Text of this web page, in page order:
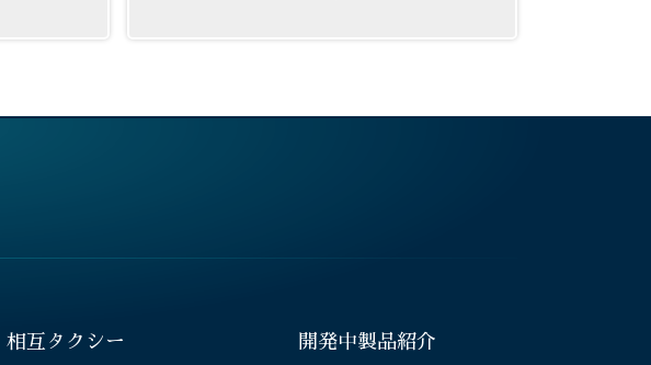
相互タクシー
開発中製品紹介